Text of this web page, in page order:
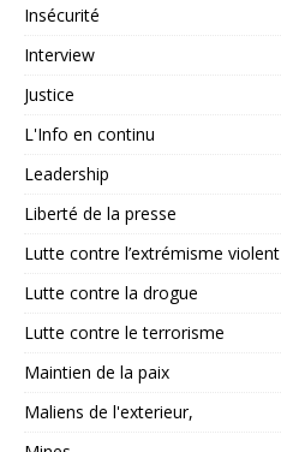
Insécurité
Interview
Justice
L'Info en continu
Leadership
Liberté de la presse
Lutte contre l’extrémisme violent
Lutte contre la drogue
Lutte contre le terrorisme
Maintien de la paix
Maliens de l'exterieur,